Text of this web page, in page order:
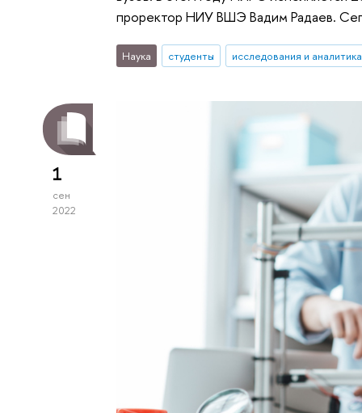
проректор НИУ ВШЭ Вадим Радаев.
Наука студенты исследования и аналитика
1
сен
2022